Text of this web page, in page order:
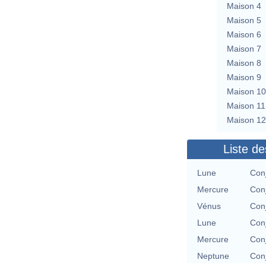
Maison 4
Maison 5
Maison 6
Maison 7
Maison 8
Maison 9
Maison 10
Maison 11
Maison 12
Liste
Lune
Mercure
Vénus
Lune
Mercure
Neptune